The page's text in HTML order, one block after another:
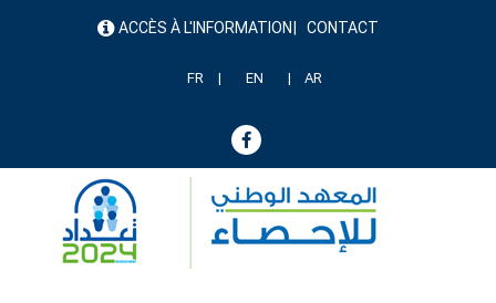
menu ACCÈS À L'INFORMATION CONTACT
FR EN AR